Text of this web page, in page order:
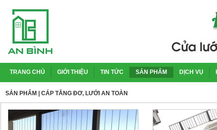
TRANG CHỦ GIỚI THIỆU TIN TỨC SẢN PHẨM DỊCH VỤ
SẢN PHẨM | CÁP TĂNG ĐƠ, LƯỚI AN TOÀN